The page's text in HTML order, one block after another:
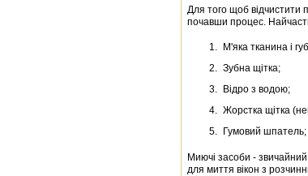
Для того щоб відчистити
почавши процес.
М'яка тканина і
Зубна щітка;
Відро з водою;
Жорстка щітка
Гумовий шпатель;
Миючі засоби -
для миття вікон з